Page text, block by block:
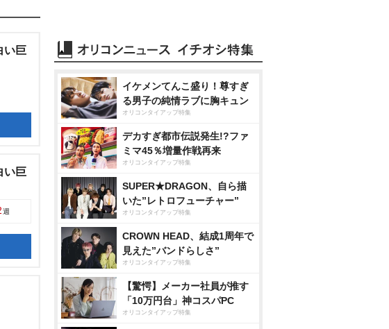
い巨
い巨
週
イケメンてんこ盛り！尊すぎ
る男子の純情ラブに胸キュン
オリコンタイアップ特集
デカすぎ都市伝説発生!?ファ
ミマ45％増量作戦再来
オリコンタイアップ特集
SUPER★DRAGON、自ら描
いた”レトロフューチャー”
オリコンタイアップ特集
CROWN HEAD、結成1周年で
見えた”バンドらしさ”
オリコンタイアップ特集
【驚愕】メーカー社員が推す
「10万円台」神コスパPC
オリコンタイアップ特集